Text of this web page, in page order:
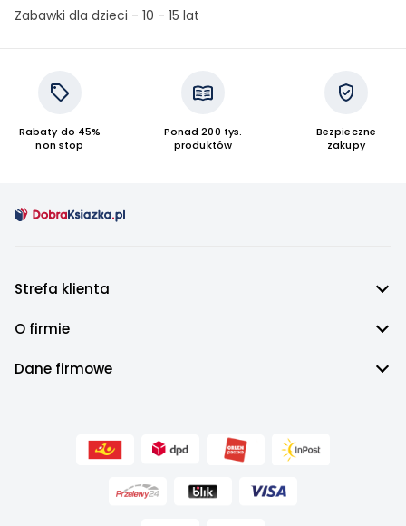
Zabawki dla dzieci - 10 - 15 lat
Rabaty do 45%
non stop
Ponad 200 tys.
produktów
Bezpieczne
zakupy
Strefa klienta
O firmie
Dane firmowe